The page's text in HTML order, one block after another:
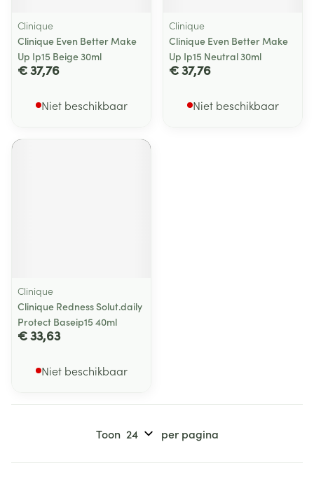
Clinique
Clinique Even Better Make
Up Ip15 Beige 30ml
€ 37,76
Niet beschikbaar
Clinique
Clinique Even Better Make
Up Ip15 Neutral 30ml
€ 37,76
Niet beschikbaar
Clinique
Clinique Redness Solut.daily
Protect Baseip15 40ml
€ 33,63
Niet beschikbaar
Toon per pagina